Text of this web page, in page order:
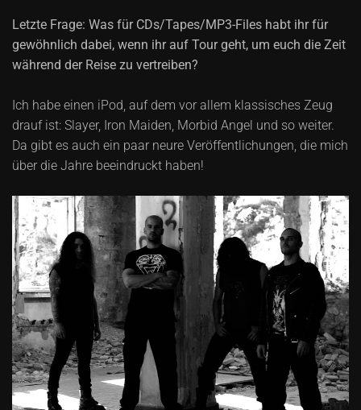
Letzte Frage: Was für CDs/Tapes/MP3-Files habt ihr für
gewöhnlich dabei, wenn ihr auf Tour geht, um euch die Zeit
während der Reise zu vertreiben?
Ich habe einen iPod, auf dem vor allem klassisches Zeug
drauf ist: Slayer, Iron Maiden, Morbid Angel und so weiter.
Da gibt es auch ein paar neure Veröffentlichungen, die mich
über die Jahre beeindruckt haben!